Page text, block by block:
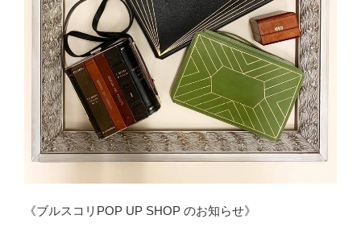
《ブルスコリPOP UP SHOP のお知らせ》